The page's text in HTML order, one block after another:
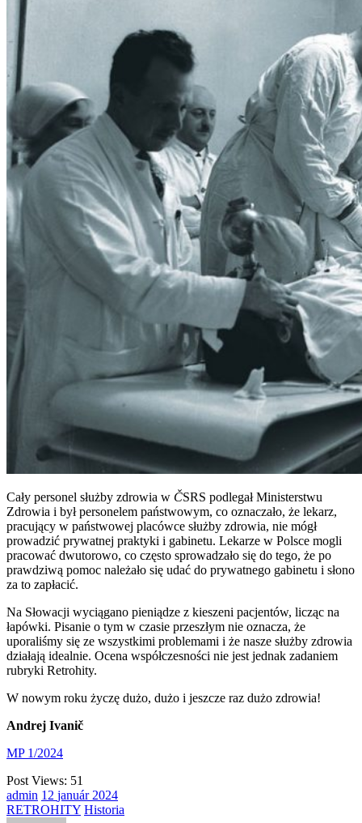
Cały personel służby zdrowia w ČSRS podlegał Ministerstwu
Zdrowia i był personelem państwowym, co oznaczało, że lekarz,
pracujący w państwowej placówce służby zdrowia, nie mógł
prowadzić prywatnej praktyki i gabinetu. Lekarze w Polsce mogli
pracować dwutorowo, co często sprowadzało się do tego, że po
prawdziwą pomoc należało się udać do prywatnego gabinetu i słono
za to zapłacić.
Na Słowacji wyciągano pieniądze z kieszeni pacjentów, licząc na
łapówki. Pisanie o tym w czasie przeszłym nie oznacza, że
uporaliśmy się ze wszystkimi problemami i że nasze służby zdrowia
działają idealnie. Ocena współczesności nie jest jednak zadaniem
rubryki Retrohity.
W nowym roku życzę dużo, dużo i jeszcze raz dużo zdrowia!
Andrej Ivanič
MP 1/2024
Post Views: 51
admin 12 január 2024
RETROHITY Historia